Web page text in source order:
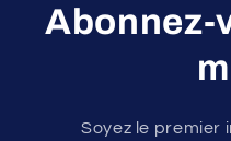
Abonnez-
Soyez le premier